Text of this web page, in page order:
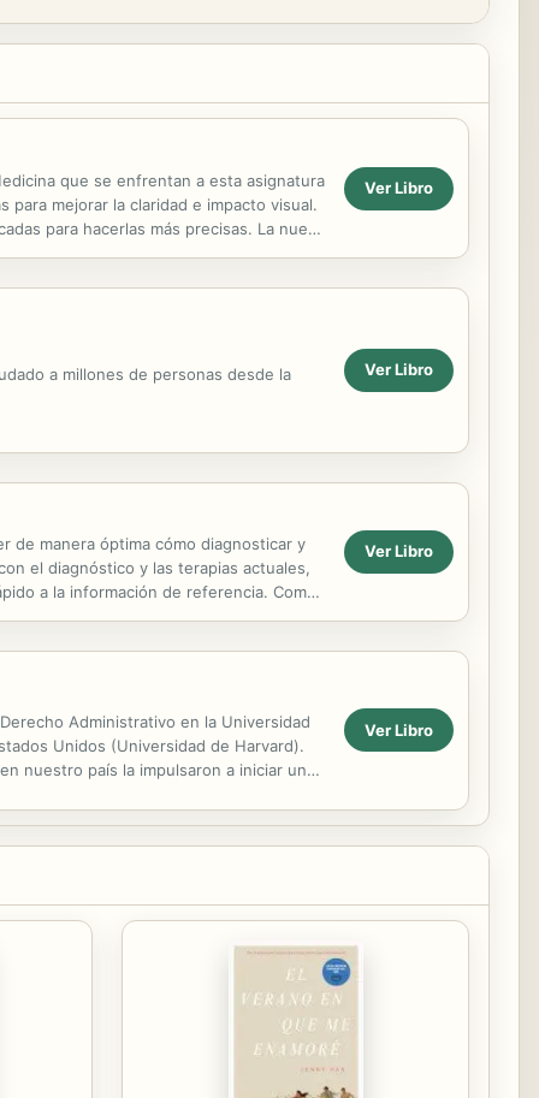
que se enfrentan a esta asignatura
mejorar la claridad e impacto visual.
para hacerlas más precisas. La nueva
Ver Libro
a millones de personas desde la Ver Libro
de manera óptima cómo diagnosticar y
el diagnóstico y las terapias actuales,
a la información de referencia. Como
Ver Libro
Administrativo en la Universidad
Unidos (Universidad de Harvard).
nuestro país la impulsaron a iniciar una
Ver Libro